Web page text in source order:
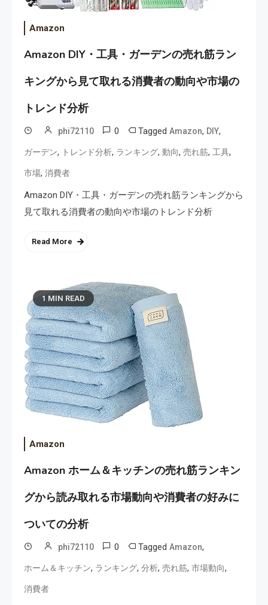
Amazon
Amazon DIY・工具・ガーデンの売れ筋ラン
キングから見て取れる消費者の動向や市場の
トレンド分析
phi72110 0 Tagged Amazon, DIY,
ガーデン, トレンド分析, ランキング, 動向, 売れ筋, 工具,
市場, 消費者
Amazon DIY・工具・ガーデンの売れ筋ランキングから
見て取れる消費者の動向や市場のトレンド分析
Read More
1 MIN READ
Amazon
Amazon ホーム＆キッチンの売れ筋ランキン
グから読み取れる市場動向や消費者の好みに
ついての分析
phi72110 0 Tagged Amazon,
ホーム＆キッチン, ランキング, 分析, 売れ筋, 市場動向,
消費者